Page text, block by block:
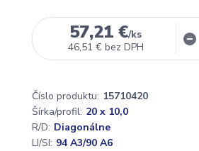
57,21 €/ks
46,51 € bez DPH
Číslo produktu: 15710420
Šírka/profil: 20 x 10,0
R/D: Diagonálne
LI/SI: 94 A3/90 A6